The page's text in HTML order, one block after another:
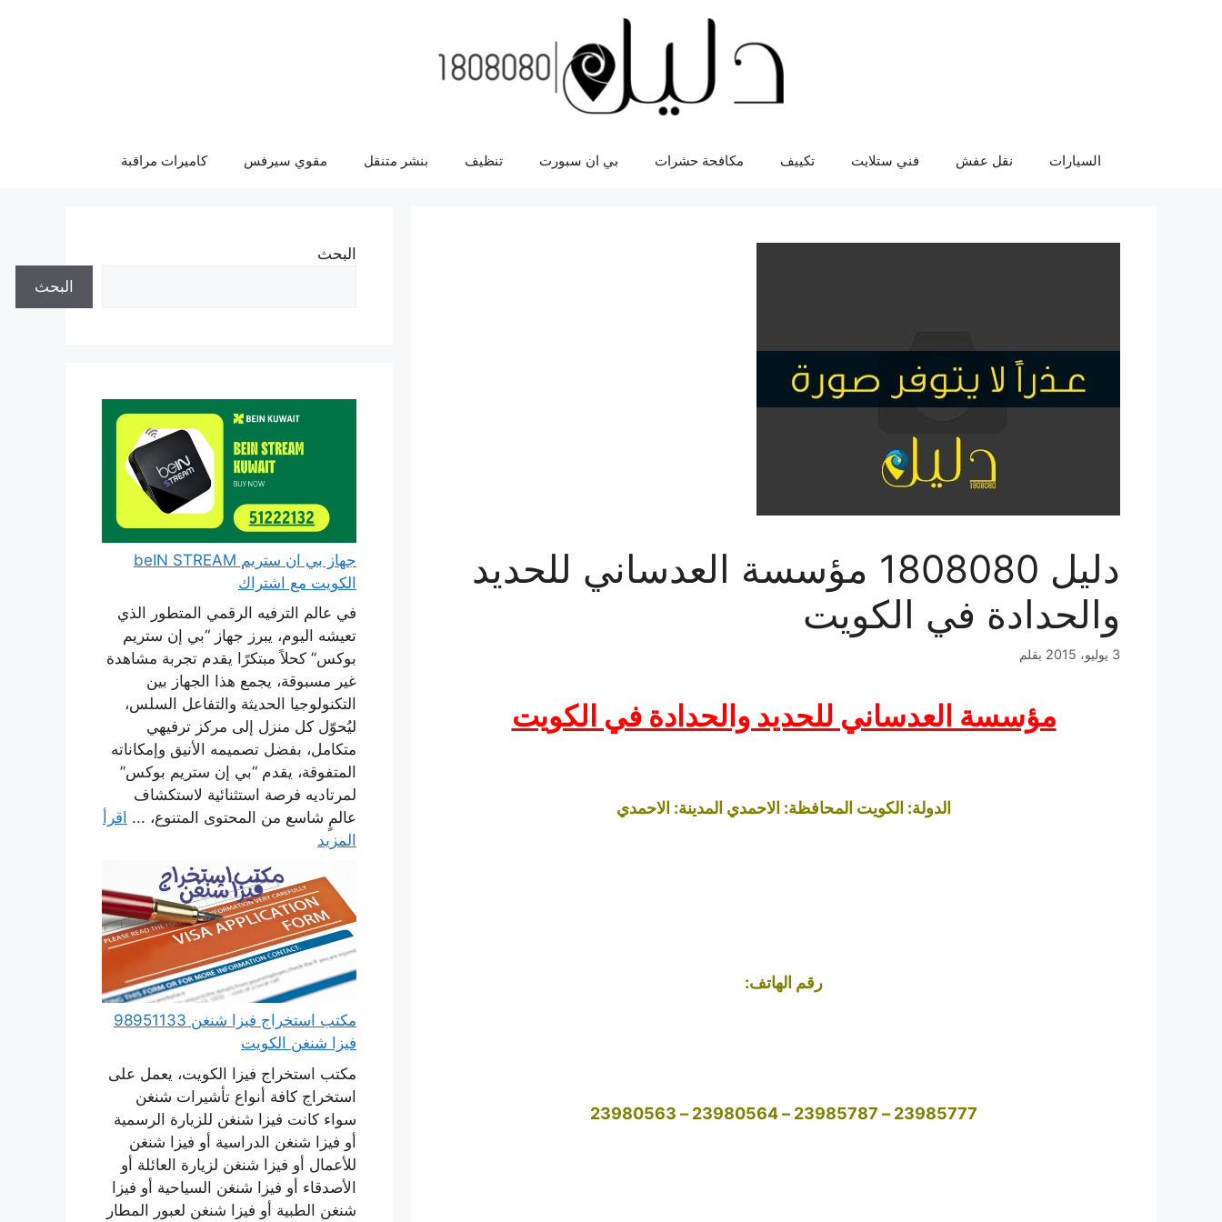
السيارات نقل عفش فني ستلايت تكييف مكافحة حشرات بي ان سبورت تنظيف بنشر متنقل مقوي سيرفس كاميرات مراقبة
دليل 1808080 مؤسسة العدساني للحديد
والحدادة في الكويت
3 يوليو، 2015 بقلم
مؤسسة العدساني للحديد والحدادة في الكويت
الدولة: الكويت المحافظة: الاحمدي المدينة: الاحمدي
رقم الهاتف:
23985777 – 23985787 – 23980564 – 23980563
البحث
البحث
جهاز بي ان ستريم beIN STREAM
الكويت مع اشتراك
في عالم الترفيه الرقمي المتطور الذي
تعيشه اليوم، يبرز جهاز “بي إن ستريم
بوكس” كحلاً مبتكرًا يقدم تجربة مشاهدة
غير مسبوقة، يجمع هذا الجهاز بين
التكنولوجيا الحديثة والتفاعل السلس،
ليُحوّل كل منزل إلى مركز ترفيهي
متكامل، بفضل تصميمه الأنيق وإمكاناته
المتفوقة، يقدم “بي إن ستريم بوكس”
لمرتاديه فرصة استثنائية لاستكشاف
عالمٍ شاسع من المحتوى المتنوع، ... اقرأ
المزيد
مكتب استخراج فيزا شنغن 98951133
فيزا شنغن الكويت
مكتب استخراج فيزا الكويت، يعمل على
استخراج كافة أنواع تأشيرات شنغن
سواء كانت فيزا شنغن للزيارة الرسمية
أو فيزا شنغن الدراسية أو فيزا شنغن
للأعمال أو فيزا شنغن لزيارة العائلة أو
الأصدقاء أو فيزا شنغن السياحية أو فيزا
شنغن الطبية أو فيزا شنغن لعبور المطار